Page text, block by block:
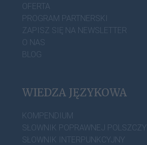
OFERTA
PROGRAM PARTNERSKI
ZAPISZ SIĘ NA NEWSLETTER
O NAS
BLOG
WIEDZA JĘZYKOWA
KOMPENDIUM
SŁOWNIK POPRAWNEJ
SŁOWNIK INTERPUNKCYJNY